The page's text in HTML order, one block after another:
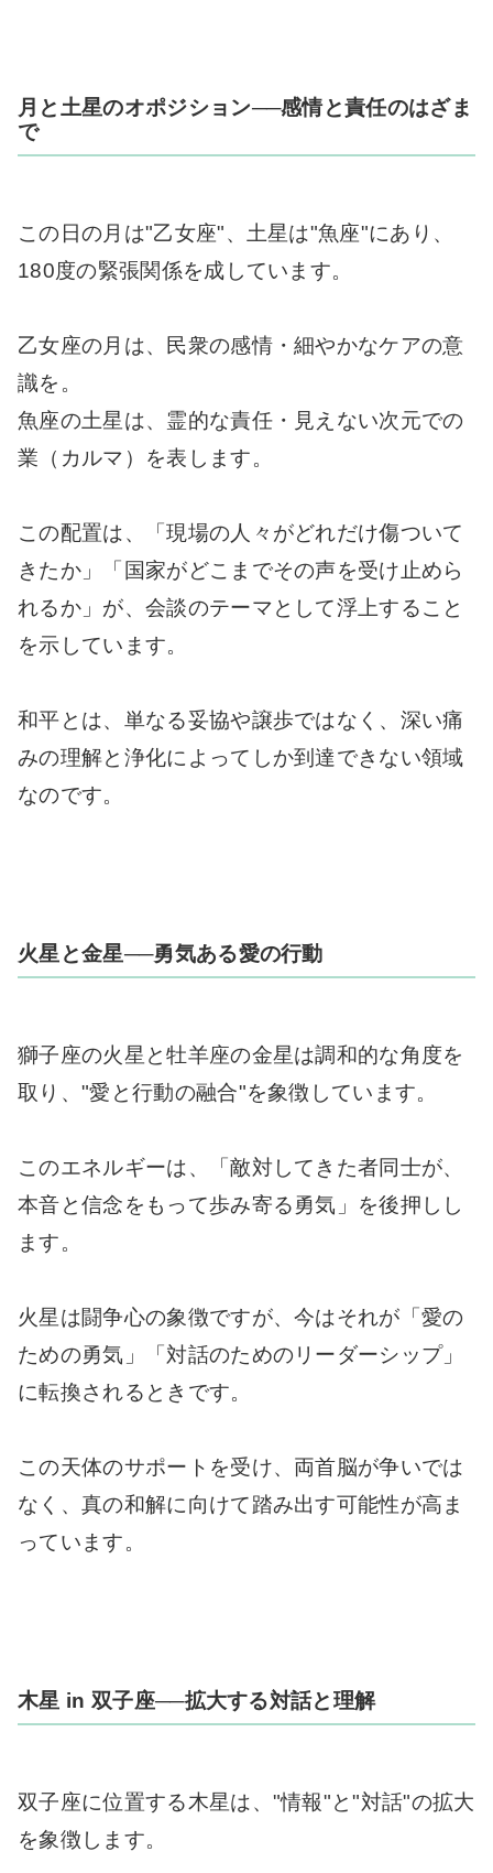
月と土星のオポジション──感情と責任のはざま
で
この日の月は"乙女座"、土星は"魚座"にあり、
180度の緊張関係を成しています。
乙女座の月は、民衆の感情・細やかなケアの意
識を。
魚座の土星は、霊的な責任・見えない次元での
業（カルマ）を表します。
この配置は、「現場の人々がどれだけ傷ついて
きたか」「国家がどこまでその声を受け止めら
れるか」が、会談のテーマとして浮上すること
を示しています。
和平とは、単なる妥協や譲歩ではなく、深い痛
みの理解と浄化によってしか到達できない領域
なのです。
火星と金星──勇気ある愛の行動
獅子座の火星と牡羊座の金星は調和的な角度を
取り、"愛と行動の融合"を象徴しています。
このエネルギーは、「敵対してきた者同士が、
本音と信念をもって歩み寄る勇気」を後押しし
ます。
火星は闘争心の象徴ですが、今はそれが「愛の
ための勇気」「対話のためのリーダーシップ」
に転換されるときです。
この天体のサポートを受け、両首脳が争いでは
なく、真の和解に向けて踏み出す可能性が高ま
っています。
木星 in 双子座──拡大する対話と理解
双子座に位置する木星は、"情報"と"対話"の拡大
を象徴します。